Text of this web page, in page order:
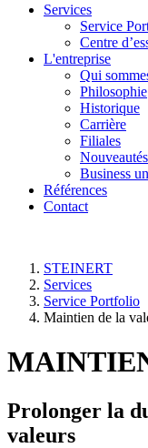
Services
Service
Centre
L'entreprise
Qui
Philosophie
Historique
Carrière
Filiales
Nouveautés
Business
Références
Contact
STEINERT
Services
Service Portfolio
Maintien de la
Prolonger la
valeurs